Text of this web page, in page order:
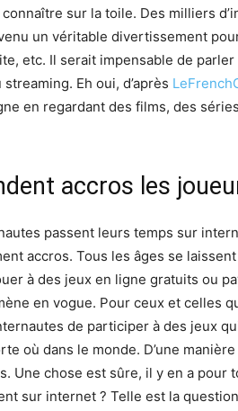
sur la toile. Des milliers
un véritable divertissement
etc. Il serait impensable de
Eh oui, d’après
en regardant des films, des
accros les
passent leurs temps sur
accros. Tous les âges se
à des jeux en ligne gratuits ou
en vogue. Pour ceux et celles
de participer à des jeux
où dans le monde. D’une
Une chose est sûre, il y en a pour
sur internet ? Telle est la